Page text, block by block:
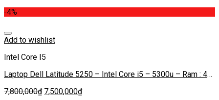
-4%
Add to wishlist
Intel Core I5
Laptop Dell Latitude 5250 – Intel Core i5 – 5300u – Ram : 4G
7,800,000₫ 7,500,000₫